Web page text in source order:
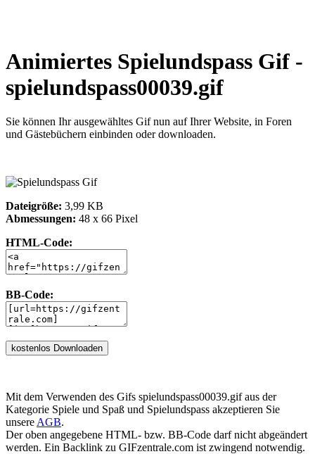
Animiertes Spielundspass Gif -
spielundspass00039.gif
Sie können Ihr ausgewähltes Gif nun auf Ihrer Website, in Foren
und Gästebüchern einbinden oder downloaden.
Dateigröße: 3,99 KB
Abmessungen: 48 x 66 Pixel
HTML-Code:
BB-Code:
Mit dem Verwenden des Gifs spielundspass00039.gif aus der
Kategorie Spiele und Spaß und Spielundspass akzeptieren Sie
unsere AGB.
Der oben angegebene HTML- bzw. BB-Code darf nicht abgeändert
werden. Ein Backlink zu GIFzentrale.com ist zwingend notwendig.